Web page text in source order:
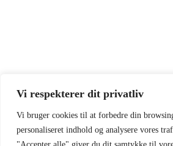
Vi respekterer dit privatliv
Vi bruger cookies til at forbedre din
personaliseret indhold og analysere vores